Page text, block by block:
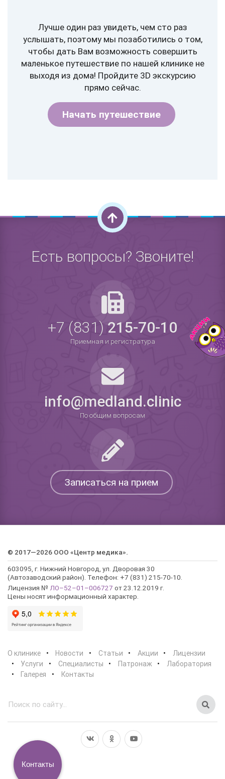
Лучше один раз увидеть, чем сто раз
услышать, поэтому мы позаботились о том,
чтобы дать Вам возможность совершить
маленькое путешествие по нашей клинике не
выходя из дома! Пройдите 3D экскурсию
прямо сейчас.
Начать путешествие
Есть вопросы? Звоните!
+7 (831)215-70-10
Приемная и регистратура
info@medland.clinic
По общим вопросам
Записаться на прием
© 2017—2026 ООО «Центр медика».
603095, г. Нижний Новгород, ул. Дворовая 30
(Автозаводский район). Телефон: +7 (831) 215-70-10.
Лицензия № ЛО–52–01–006727 от 23.12.2019 г.
Цены носят информационный характер.
О клинике Новости Статьи Акции
Лицензии
Услуги
Специалисты Патронаж
Лаборатория
Галерея
Контакты
Контакты